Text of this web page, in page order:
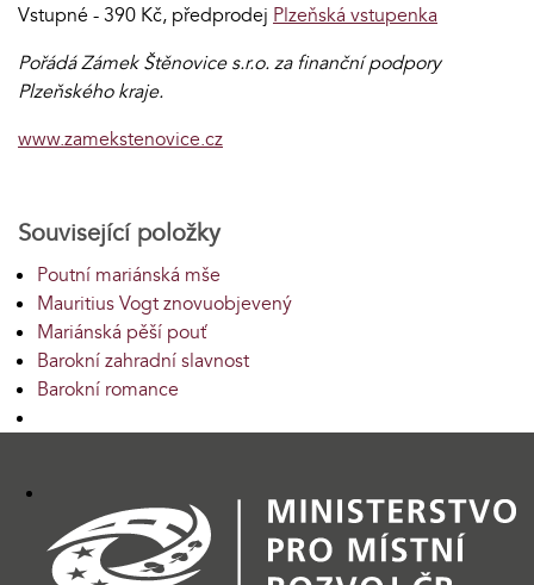
Vstupné - 390 Kč, předprodej Plzeňská vstupenka
Pořádá Zámek Štěnovice s.r.o. za finanční podpory
Plzeňského kraje.
www.zamekstenovice.cz
Související položky
Poutní mariánská mše
Mauritius Vogt znovuobjevený
Mariánská pěší pouť
Barokní zahradní slavnost
Barokní romance